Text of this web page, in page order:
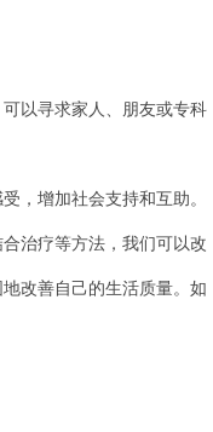
以寻求家人、朋友或专科
，增加社会支持和互助。
治疗等方法，我们可以改
改善自己的生活质量。如